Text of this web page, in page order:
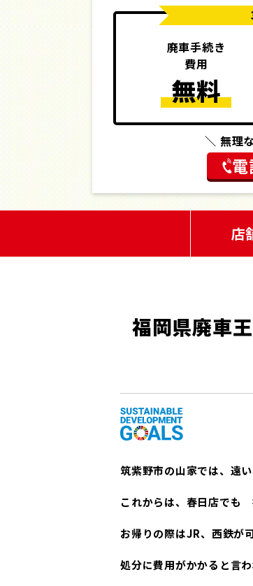
廃車手続き
費用
無料
＼ 無理
店
福岡県廃
筑紫野市の山家では、遠
これからは、春日店でも
お帰りの際はJR、西鉄が
処分に費用がかかると言